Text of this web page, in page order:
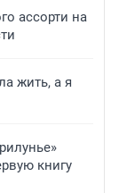
ассорти на
жить, а я
книгу